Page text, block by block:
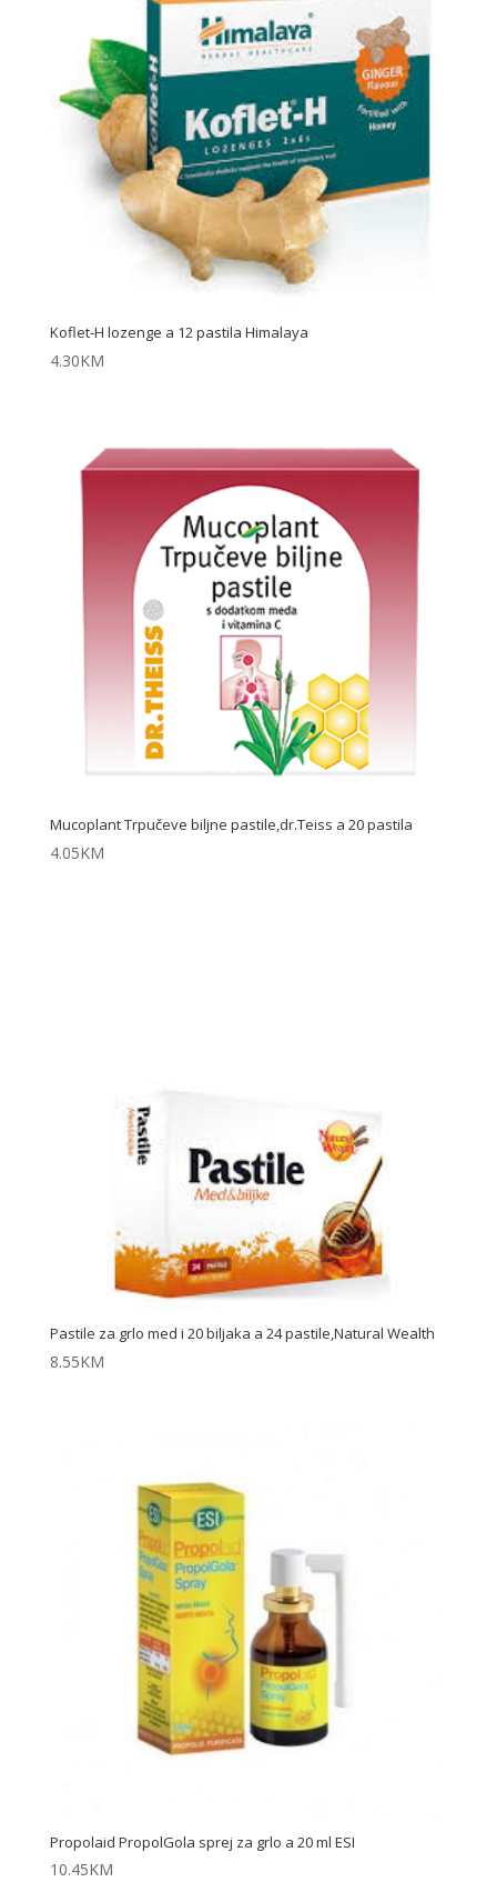
Koflet-H lozenge a 12 pastila Himalaya
4.30KM
Mucoplant Trpučeve biljne pastile,dr.Teiss a 20 pastila
4.05KM
Pastile za grlo med i 20 biljaka a 24 pastile,Natural Wealth
8.55KM
Propolaid PropolGola sprej za grlo a 20 ml ESI
10.45KM